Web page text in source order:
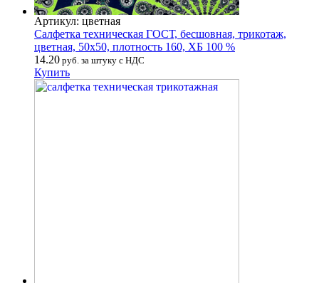
Артикул: цветная
Салфетка техническая ГОСТ, бесшовная, трикотаж,
цветная, 50х50, плотность 160, ХБ 100 %
14.20 руб. за штуку с НДС
Купить